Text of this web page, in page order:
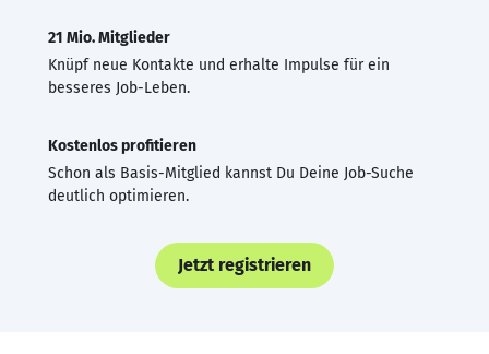
21 Mio. Mitglieder
Knüpf neue Kontakte und erhalte Impulse für ein
besseres Job-Leben.
Kostenlos profitieren
Schon als Basis-Mitglied kannst Du Deine Job-Suche
deutlich optimieren.
Jetzt registrieren